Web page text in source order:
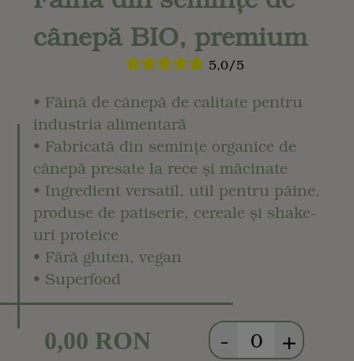
cânepă BIO, premium
5,0/5
• Făină de cânepă de calitate pentru
industria alimentară
• Fabricată din semințe organice de
cânepă presate la rece și măcinate
• Ingredient versatil, util pentru pâine,
produse de patiserie, cereale și shake-
uri proteice
• Fără gluten, vegan
• Superfood
0,00 RON - +